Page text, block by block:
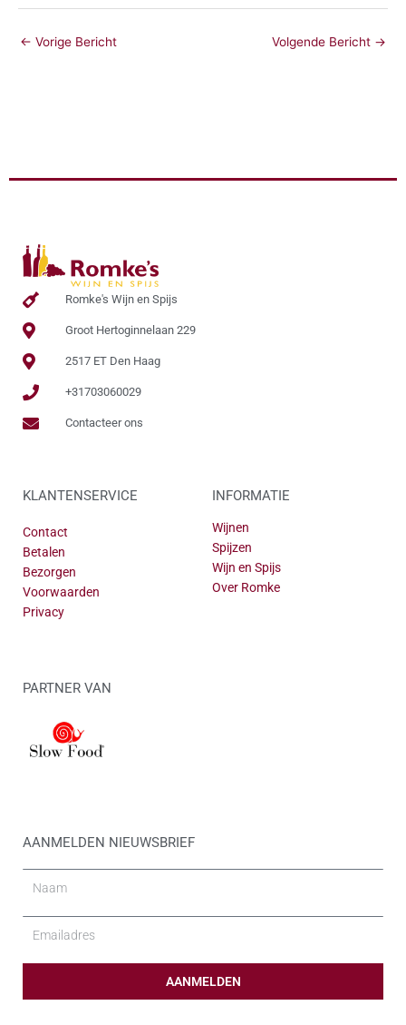
← Vorige Bericht Volgende Bericht →
Romke's Wijn en Spijs
Groot Hertoginnelaan 229
2517 ET Den Haag
+31703060029
Contacteer ons
KLANTENSERVICE
Contact
Betalen
Bezorgen
Voorwaarden
Privacy
INFORMATIE
Wijnen
Spijzen
Wijn en Spijs
Over Romke
PARTNER VAN
AANMELDEN NIEUWSBRIEF
AANMELDEN